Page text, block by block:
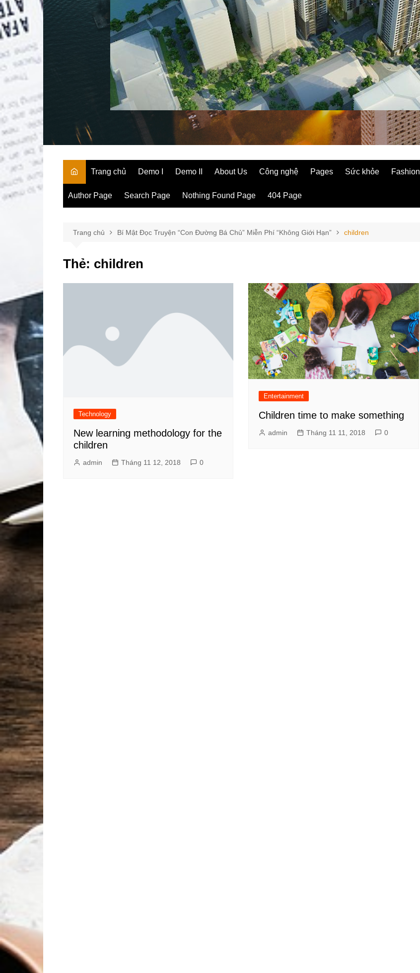
Trang chủ Demo I Demo II About Us Công nghệ Pages Sức khỏe Fashion
Author Page Search Page Nothing Found Page 404 Page
Trang chủ Bí Mật Đọc Truyện “Con Đường Bá Chủ” Miễn Phí “Không Giới Hạn” children
Thẻ: children
Technology
New learning methodology for the
children
admin Tháng 11 12, 2018 0
Entertainment
Children time to make something
admin Tháng 11 11, 2018 0